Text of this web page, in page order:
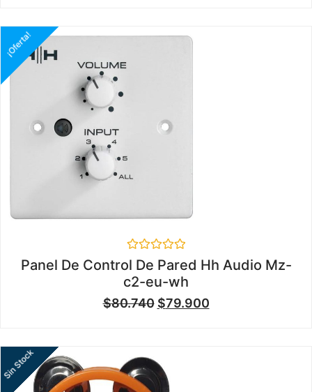
¡Oferta!
Valorado
en
0
de
5
Panel De Control De Pared Hh Audio Mz-
c2-eu-wh
$80.740 $79.900
Sin Stock